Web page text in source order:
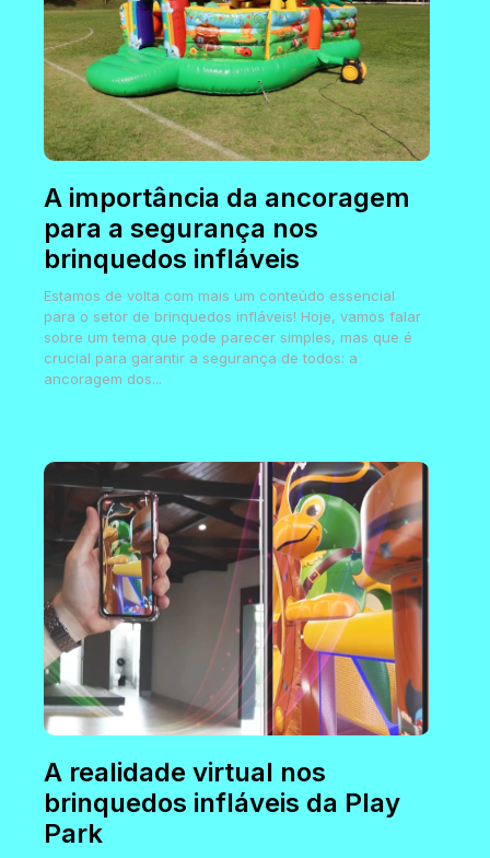
A importância da ancoragem
para a segurança nos
brinquedos infláveis
Estamos de volta com mais um conteúdo essencial
para o setor de brinquedos infláveis! Hoje, vamos falar
sobre um tema que pode parecer simples, mas que é
crucial para garantir a segurança de todos: a
ancoragem dos...
A realidade virtual nos
brinquedos infláveis da Play
Park